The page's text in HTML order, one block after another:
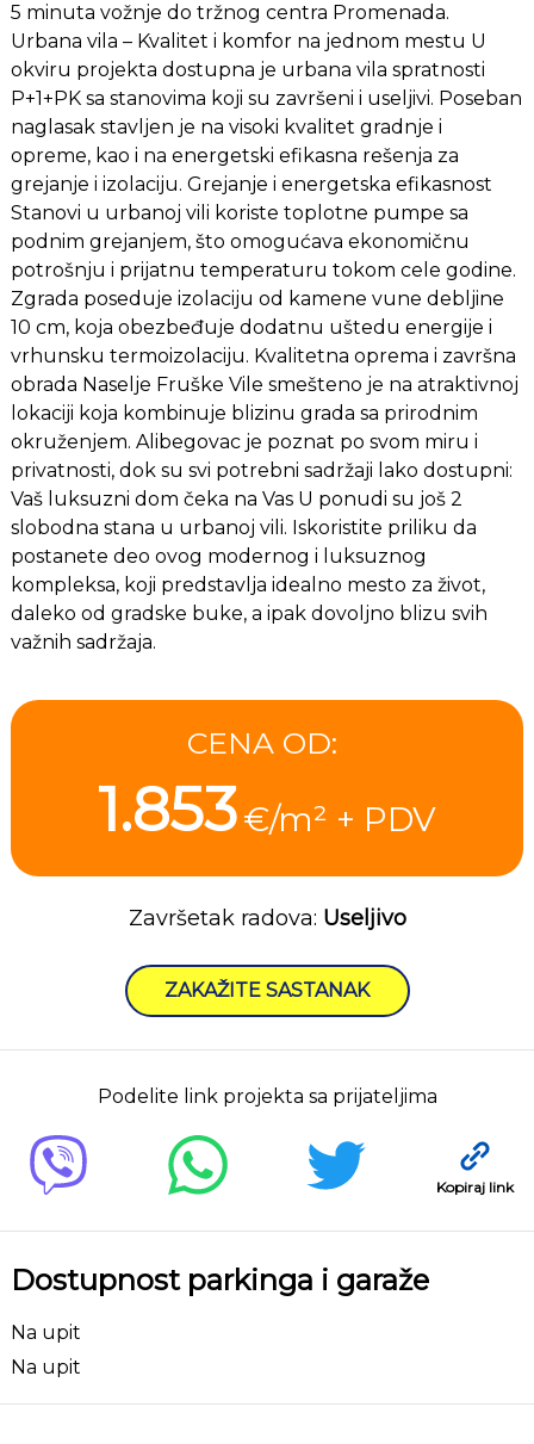
5 minuta vožnje do tržnog centra Promenada.
Urbana vila – Kvalitet i komfor na jednom mestu U
okviru projekta dostupna je urbana vila spratnosti
P+1+PK sa stanovima koji su završeni i useljivi. Poseban
naglasak stavljen je na visoki kvalitet gradnje i
opreme, kao i na energetski efikasna rešenja za
grejanje i izolaciju. Grejanje i energetska efikasnost
Stanovi u urbanoj vili koriste toplotne pumpe sa
podnim grejanjem, što omogućava ekonomičnu
potrošnju i prijatnu temperaturu tokom cele godine.
Zgrada poseduje izolaciju od kamene vune debljine
10 cm, koja obezbeđuje dodatnu uštedu energije i
vrhunsku termoizolaciju. Kvalitetna oprema i završna
obrada Naselje Fruške Vile smešteno je na atraktivnoj
lokaciji koja kombinuje blizinu grada sa prirodnim
okruženjem. Alibegovac je poznat po svom miru i
privatnosti, dok su svi potrebni sadržaji lako dostupni:
Vaš luksuzni dom čeka na Vas U ponudi su još 2
slobodna stana u urbanoj vili. Iskoristite priliku da
postanete deo ovog modernog i luksuznog
kompleksa, koji predstavlja idealno mesto za život,
daleko od gradske buke, a ipak dovoljno blizu svih
važnih sadržaja.
CENA OD:
1.853€/m² + PDV
Završetak radova: Useljivo
ZAKAŽITE SASTANAK
Podelite link projekta sa prijateljima
Kopiraj link
Dostupnost parkinga i garaže
Na upit
Na upit